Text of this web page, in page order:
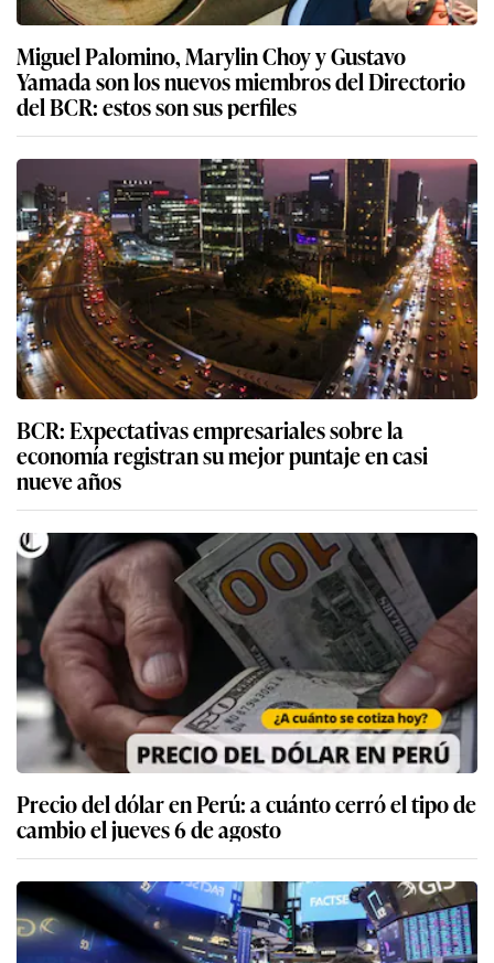
Miguel Palomino, Marylin Choy y Gustavo
Yamada son los nuevos miembros del Directorio
del BCR: estos son sus perfiles
BCR: Expectativas empresariales sobre la
economía registran su mejor puntaje en casi
nueve años
Precio del dólar en Perú: a cuánto cerró el tipo de
cambio el jueves 6 de agosto